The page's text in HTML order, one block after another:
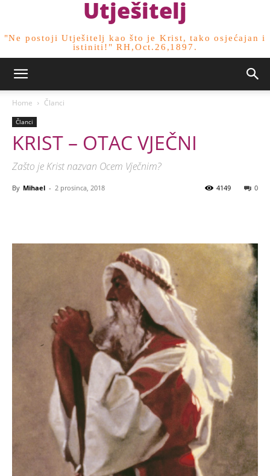
Utješitelj
"Ne postoji Utješitelj kao što je Krist, tako osjećajan i
istiniti!" RH,Oct.26,1897.
Home Članci
Članci
KRIST – OTAC VJEČNI
Zašto je Krist nazvan Ocem Vječnim?
By Mihael - 2 prosinca, 2018 0
4149